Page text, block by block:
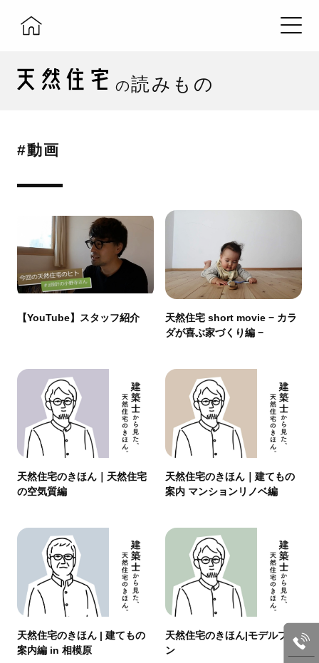
の読みもの
#動画
【YouTube】スタッフ紹介
天然住宅 short movie − カラ
ダが喜ぶ家づくり編 −
天然住宅のきほん｜天然住宅
の空気質編
天然住宅のきほん｜建てもの
案内 マンションリノベ編
天然住宅のきほん | 建てもの
案内編 in 相模原
天然住宅のきほん|モデルプラ
ン